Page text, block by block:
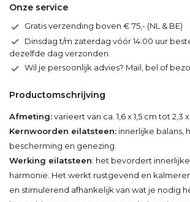
Onze service
Gratis verzending boven € 75,- (NL & BE)
Dinsdag t/m zaterdag vóór 14:00 uur
dezelfde dag verzonden.
Wil je persoonlijk advies? Mail, bel of
Productomschrijving
Afmeting:varieert van ca. 1,6 x 1,5 cm tot 2,3 x
Kernwoorden eilatsteen: innerlijke balans,
bescherming en genezing.
Werking eilatsteen: het bevordert
harmonie. Het werkt rustgevend en
en stimulerend afhankelijk van wat je nodig